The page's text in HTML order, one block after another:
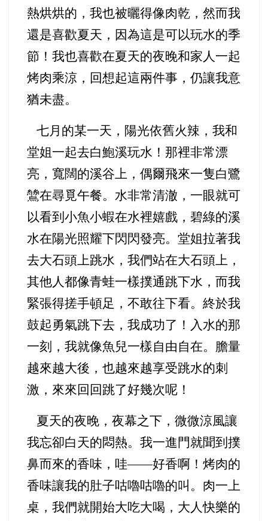
熱烘烘的，我也被曬得像肉乾，然而我
還是喜歡夏天，因為這是可以玩水的季
節！我也喜歡在夏天的夜晚和家人一起
烤肉乘涼，回想起這兩件事，仍讓我意
猶未盡。
七月的某一天，陽光依舊火辣，我和
堂姐一起去白鮑溪玩水！那裡非常漂
亮，寬闊的溪谷上，偶爾飛來一隻白鷺
鷥在尋覓午餐。水非常清澈，一眼就可
以看到小魚小蝦在水裡嬉戲，碧綠的溪
水在陽光照耀下閃閃發亮。堂姐拉著我
去大石頭上跳水，我們站在大石頭上，
其他人都像青蛙一樣撲通跳下水，而我
緊張得搓手頓足，不敢往下看。終於我
鼓起勇氣跳下去，我成功了！入水的那
一刻，我就像魚兒一樣自由自在。膽量
越來越大後，也越來越享受跳水的刺
激，來來回回跳了好幾次呢！
夏天的夜晚，夜幕之下，微微涼風讓
我忘卻白天的悶熱。我一進門就聞到撲
鼻而來的香味，哇——好香啊！烤肉的
香味讓我的肚子咕嚕咕嚕的叫。肉一上
桌，我們就開始大吃大喝，大人快樂的